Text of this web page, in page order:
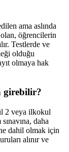
ama aslında
olan, öğrencilerin
Testlerde ve
olduğu
olmaya hak
girebilir?
2 veya ilkokul
daha
dahil olmak için
alınır ve